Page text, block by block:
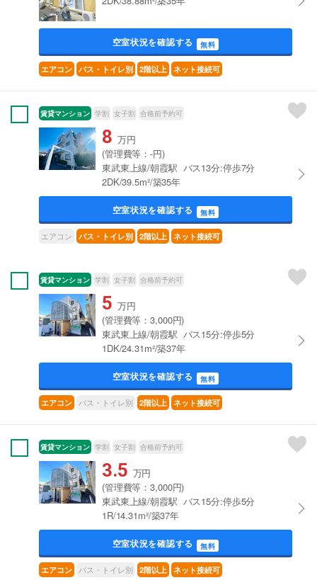
空室状況を確認する 無料
エアコン バス・トイレ別 2階以上 ネット接続可
賃貸マンション 学割 女子割 合格前予約可
8 万円
(管理費等：-円)
東武東上線/朝霞駅 バス13分:停歩7分
2DK/39.5m²/築35年
空室状況を確認する 無料
エアコン バス・トイレ別 2階以上 ネット接続可
賃貸マンション 学割 女子割 合格前予約可
5 万円
(管理費等：3,000円)
東武東上線/朝霞駅 バス15分:停歩5分
1DK/24.31m²/築37年
空室状況を確認する 無料
エアコン バス・トイレ別 2階以上 ネット接続可
賃貸マンション 学割 女子割 合格前予約可
3.5 万円
(管理費等：3,000円)
東武東上線/朝霞駅 バス15分:停歩5分
1R/14.31m²/築37年
空室状況を確認する 無料
エアコン バス・トイレ別 2階以上 ネット接続可